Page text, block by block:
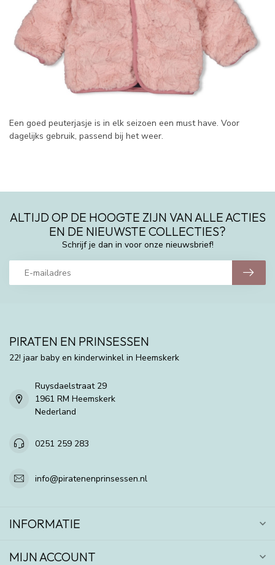
Een goed peuterjasje is in elk seizoen een must have. Voor
dagelijks gebruik, passend bij het weer.
ALTIJD OP DE HOOGTE ZIJN VAN ALLE ACTIES
EN DE NIEUWSTE COLLECTIES?
Schrijf je dan in voor onze nieuwsbrief!
PIRATEN EN PRINSESSEN
22! jaar baby en kinderwinkel in Heemskerk
Ruysdaelstraat 29
1961 RM Heemskerk
Nederland
0251 259 283
info@piratenenprinsessen.nl
INFORMATIE
MIJN ACCOUNT